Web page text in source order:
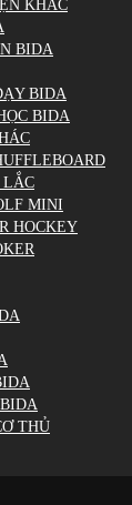
KHÁC
BIDA
BIDA
BIDA
LẮC
MINI
HOCKEY
THỦ